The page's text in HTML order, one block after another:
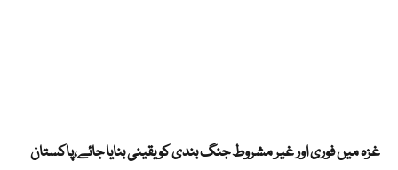
غزہ میں فوری اور غیر مشروط جنگ بندی کو یقینی بنایا جائے،پاکستان